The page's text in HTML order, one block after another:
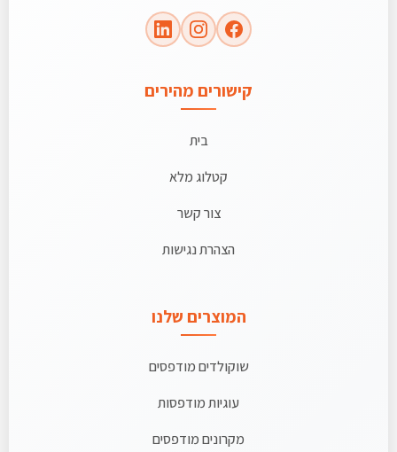
קישורים מהירים
בית
קטלוג מלא
צור קשר
הצהרת נגישות
המוצרים שלנו
שוקולדים מודפסים
עוגיות מודפסות
מקרונים מודפסים